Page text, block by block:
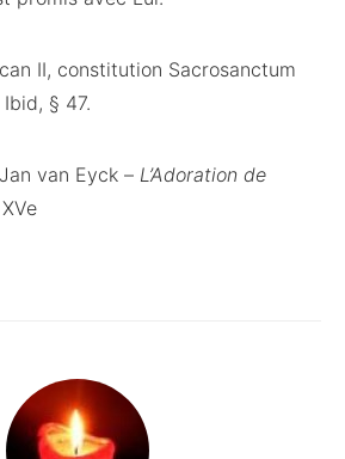
II, constitution Sacrosanctum
§ 47.
van Eyck – L’Adoration de
XVe